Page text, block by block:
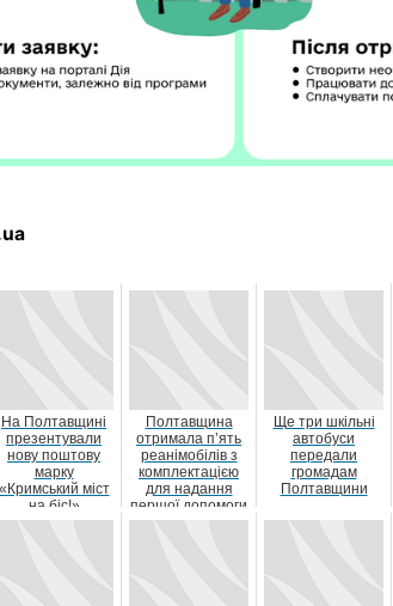
На Полтавщині
презентували
нову поштову
марку
«Кримський міст
на біс!»
Полтавщина
отримала п’ять
реанімобілів з
комплектацією
для надання
першої допомоги
від Великої
Ще три шкільні
автобуси
передали
громадам
Полтавщини